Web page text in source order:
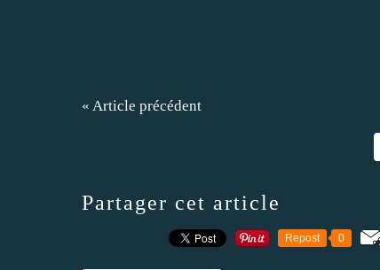
« Article précédent
Partager cet article
Repost 0